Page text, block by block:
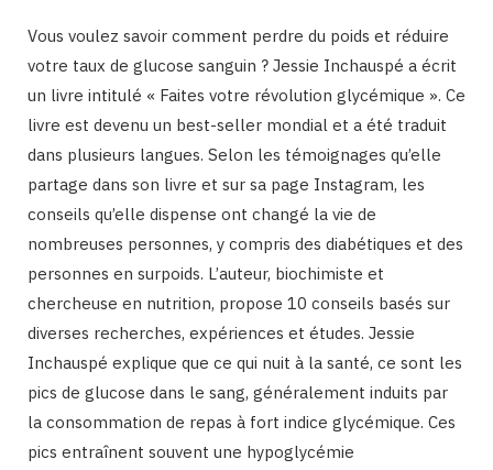
Vous voulez savoir comment perdre du poids et réduire
votre taux de glucose sanguin ? Jessie Inchauspé a écrit
un livre intitulé « Faites votre révolution glycémique ». Ce
livre est devenu un best-seller mondial et a été traduit
dans plusieurs langues. Selon les témoignages qu’elle
partage dans son livre et sur sa page Instagram, les
conseils qu’elle dispense ont changé la vie de
nombreuses personnes, y compris des diabétiques et des
personnes en surpoids. L’auteur, biochimiste et
chercheuse en nutrition, propose 10 conseils basés sur
diverses recherches, expériences et études. Jessie
Inchauspé explique que ce qui nuit à la santé, ce sont les
pics de glucose dans le sang, généralement induits par
la consommation de repas à fort indice glycémique. Ces
pics entraînent souvent une hypoglycémie